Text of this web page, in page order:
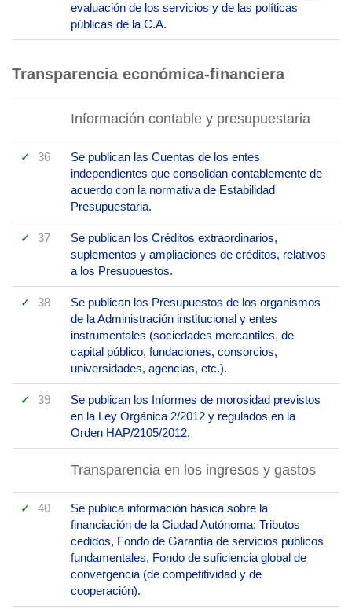
evaluación de los servicios y de las políticas
públicas de la C.A.
Transparencia económica-financiera
Información contable y presupuestaria
36
Se publican las Cuentas de los entes
independientes que consolidan contablemente de
acuerdo con la normativa de Estabilidad
Presupuestaria.
37
Se publican los Créditos extraordinarios,
suplementos y ampliaciones de créditos, relativos
a los Presupuestos.
38
Se publican los Presupuestos de los organismos
de la Administración institucional y entes
instrumentales (sociedades mercantiles, de
capital público, fundaciones, consorcios,
universidades, agencias, etc.).
39
Se publican los Informes de morosidad previstos
en la Ley Orgánica 2/2012 y regulados en la
Orden HAP/2105/2012.
Transparencia en los ingresos y gastos
40
Se publica información básica sobre la
financiación de la Ciudad Autónoma: Tributos
cedidos, Fondo de Garantía de servicios públicos
fundamentales, Fondo de suficiencia global de
convergencia (de competitividad y de
cooperación).